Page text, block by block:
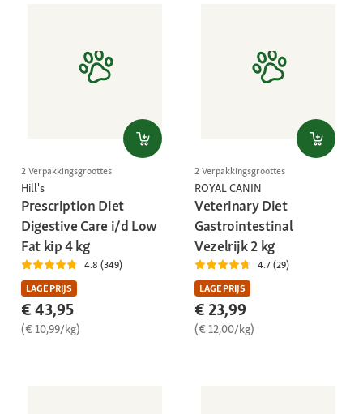
2 Verpakkingsgroottes
Hill's
Prescription Diet
Digestive Care i/d Low
Fat kip 4 kg
4.8 (349)
LAGE PRIJS
€ 43,95
(€ 10,99/kg)
2 Verpakkingsgroottes
ROYAL CANIN
Veterinary Diet
Gastrointestinal
Vezelrijk 2 kg
4.7 (29)
LAGE PRIJS
€ 23,99
(€ 12,00/kg)